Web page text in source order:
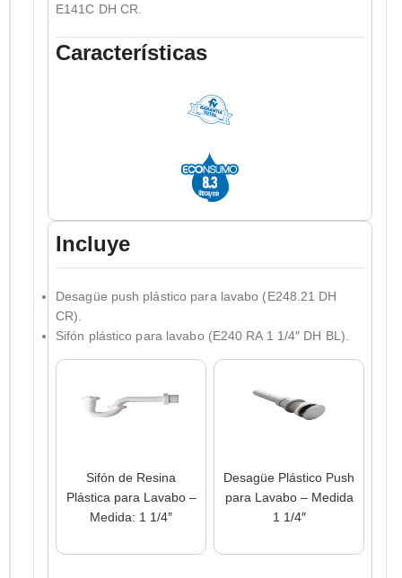
E141C DH CR.
Características
Incluye
Desagüe push plástico para lavabo (E248.21 DH
CR).
Sifón plástico para lavabo (E240 RA 1 1/4″ DH BL).
Sifón de Resina
Plástica para Lavabo –
Medida: 1 1/4″
Desagüe Plástico Push
para Lavabo – Medida
1 1/4″